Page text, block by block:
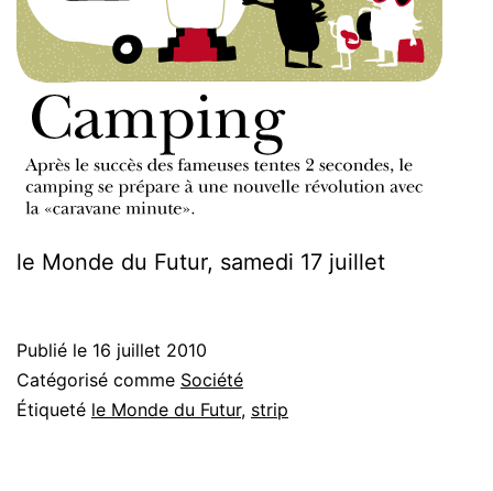
le Monde du Futur, samedi 17 juillet
Publié le 16 juillet 2010
Catégorisé comme Société
Étiqueté le Monde du Futur, strip